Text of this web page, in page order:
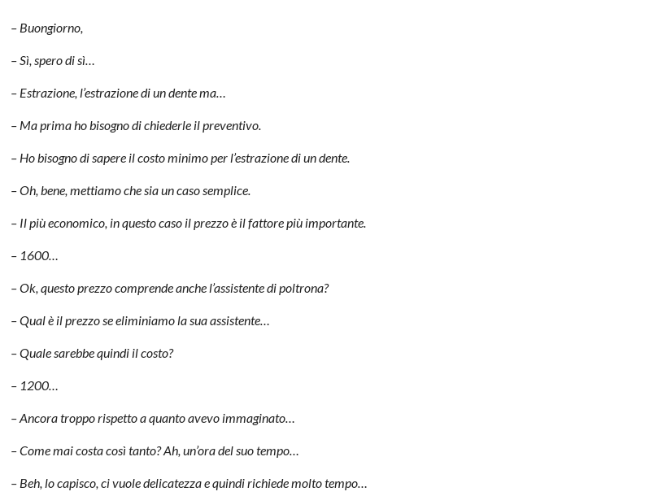
– Buongiorno,
– Sì, spero di sì…
– Estrazione, l’estrazione di un dente ma…
– Ma prima ho bisogno di chiederle il preventivo.
– Ho bisogno di sapere il costo minimo per l’estrazione di un dente.
– Oh, bene, mettiamo che sia un caso semplice.
– Il più economico, in questo caso il prezzo è il fattore più importante.
– 1600…
– Ok, questo prezzo comprende anche l’assistente di poltrona?
– Qual è il prezzo se eliminiamo la sua assistente…
– Quale sarebbe quindi il costo?
– 1200…
– Ancora troppo rispetto a quanto avevo immaginato…
– Come mai costa così tanto? Ah, un’ora del suo tempo…
– Beh, lo capisco, ci vuole delicatezza e quindi richiede molto tempo…